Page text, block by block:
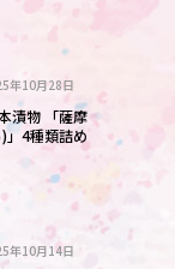
年10月28日
漬物 「薩摩
」4種類詰め
年10月14日